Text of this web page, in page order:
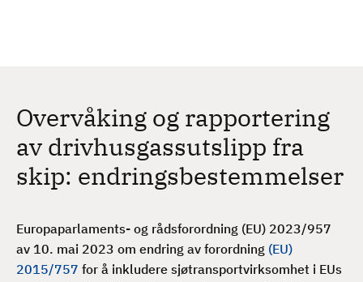
Overvåking og rapportering
av drivhusgassutslipp fra
skip: endringsbestemmelser
Europaparlaments- og rådsforordning (EU) 2023/957
av 10. mai 2023 om endring av forordning (EU)
2015/757 for å inkludere sjøtransportvirksomhet i EUs